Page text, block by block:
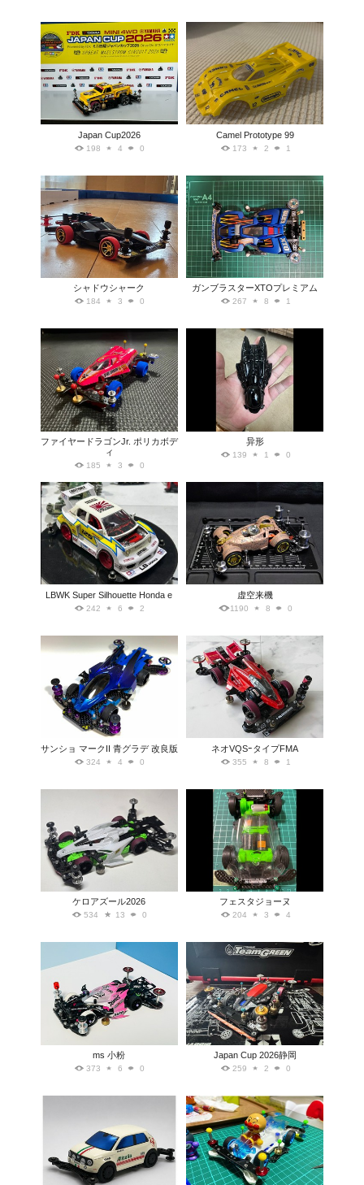
Japan Cup2026
198 4 0
Camel Prototype 99
173 2 1
シャドウシャーク
184 3 0
ガンブラスターXTOプレミアム
267 8 1
ファイヤードラゴンJr. ポリカボデ
ィ
185 3 0
异形
139 1 0
LBWK Super Silhouette Honda e
242 6 2
虚空来機
1190 8 0
サンショ マークII 青グラデ 改良版
324 4 0
ネオVQSｰタイプFMA
355 8 1
ケロアズール2026
534 13 0
フェスタジョーヌ
204 3 4
ms 小粉
373 6 0
Japan Cup 2026静岡
259 2 0